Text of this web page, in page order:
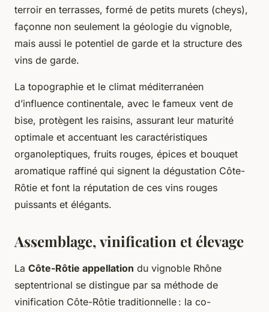
terroir en terrasses, formé de petits murets (cheys),
façonne non seulement la géologie du vignoble,
mais aussi le potentiel de garde et la structure des
vins de garde.
La topographie et le climat méditerranéen
d’influence continentale, avec le fameux vent de
bise, protègent les raisins, assurant leur maturité
optimale et accentuant les caractéristiques
organoleptiques, fruits rouges, épices et bouquet
aromatique raffiné qui signent la dégustation Côte-
Rôtie et font la réputation de ces vins rouges
puissants et élégants.
Assemblage, vinification et élevage
La Côte-Rôtie appellation du vignoble Rhône
septentrional se distingue par sa méthode de
vinification Côte-Rôtie traditionnelle : la co-